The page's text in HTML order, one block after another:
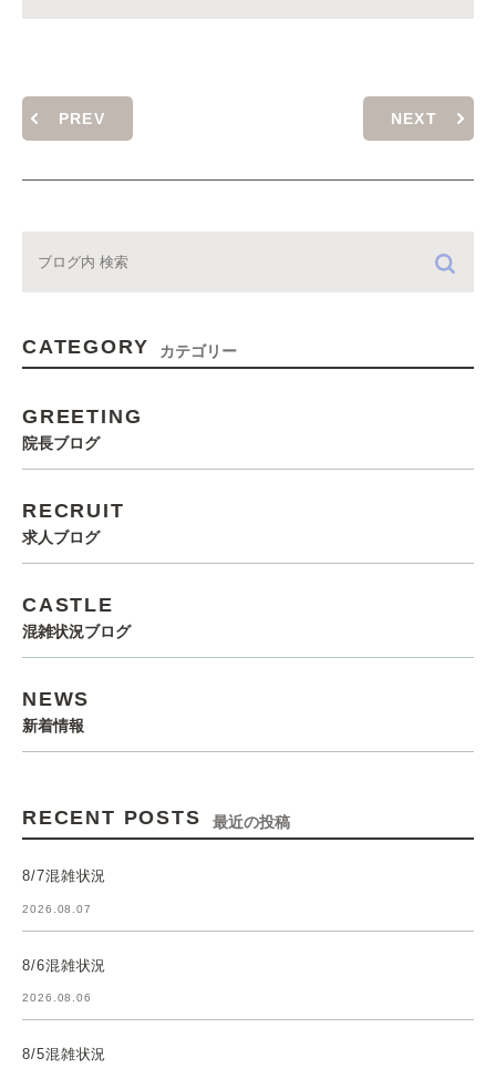
PREV NEXT
CATEGORY カテゴリー
GREETING
院長ブログ
RECRUIT
求人ブログ
CASTLE
混雑状況ブログ
NEWS
新着情報
RECENT POSTS 最近の投稿
8/7混雑状況
2026.08.07
8/6混雑状況
2026.08.06
8/5混雑状況